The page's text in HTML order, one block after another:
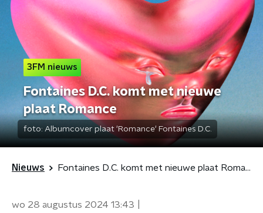
3FM nieuws
Fontaines D.C. komt met nieuwe
plaat Romance
foto: Albumcover plaat 'Romance' Fontaines D.C.
Nieuws Fontaines D.C. komt met nieuwe plaat Romance
wo 28 augustus 2024 13:43